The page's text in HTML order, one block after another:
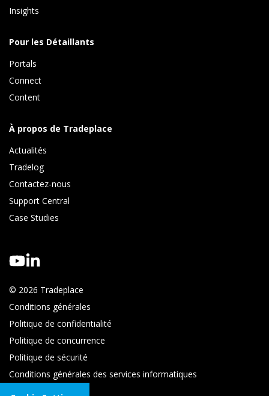
Insights
Pour les Détaillants
Portals
Connect
Content
À propos de Tradeplace
Actualités
Tradelog
Contactez-nous
Support Central
Case Studies
© 2026 Tradeplace
Conditions générales
Politique de confidentialité
Politique de concurrence
Politique de sécurité
Conditions générales des services informatiques